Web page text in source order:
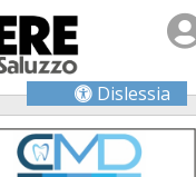
Dislessia